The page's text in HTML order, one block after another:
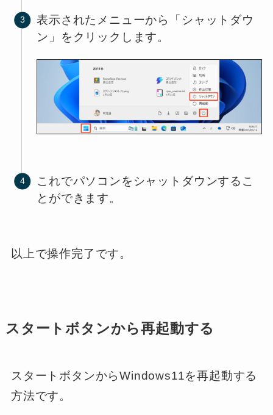
表示されたメニューから「シャットダウ
ン」をクリックします。
これでパソコンをシャットダウンするこ
とができます。
以上で操作完了です。
スタートボタンから再起動する
スタートボタンからWindows11を再起動する
方法です。